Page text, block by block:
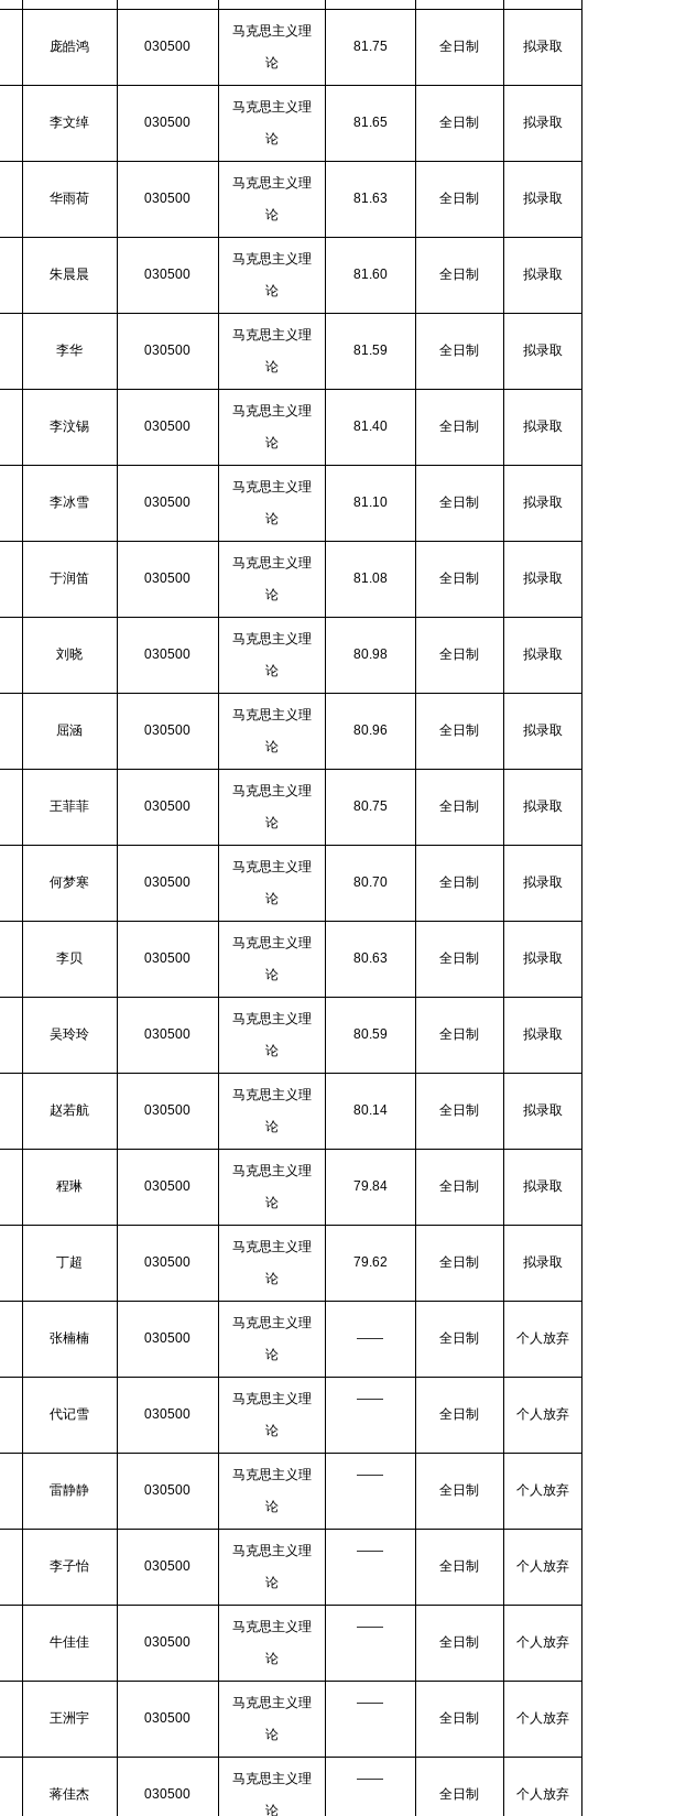
庞皓鸿 030500
马克思主义理
论
81.75 全日制 拟录取
李文绰 030500
马克思主义理
论
81.65 全日制 拟录取
华雨荷 030500
马克思主义理
论
81.63 全日制 拟录取
朱晨晨 030500
马克思主义理
论
81.60 全日制 拟录取
李华 030500
马克思主义理
论
81.59 全日制 拟录取
李汶锡 030500
马克思主义理
论
81.40 全日制 拟录取
李冰雪 030500
马克思主义理
论
81.10 全日制 拟录取
于润笛 030500
马克思主义理
论
81.08 全日制 拟录取
刘晓 030500
马克思主义理
论
80.98 全日制 拟录取
屈涵 030500
马克思主义理
论
80.96 全日制 拟录取
王菲菲 030500
马克思主义理
论
80.75 全日制 拟录取
何梦寒 030500
马克思主义理
论
80.70 全日制 拟录取
李贝 030500
马克思主义理
论
80.63 全日制 拟录取
吴玲玲 030500
马克思主义理
论
80.59 全日制 拟录取
赵若航 030500
马克思主义理
论
80.14 全日制 拟录取
程琳 030500
马克思主义理
论
79.84 全日制 拟录取
丁超 030500
马克思主义理
论
79.62 全日制 拟录取
张楠楠 030500
马克思主义理
论
—— 全日制 个人放弃
代记雪 030500
马克思主义理
论
——
全日制
个人放弃
雷静静 030500
马克思主义理
论
——
全日制
个人放弃
李子怡 030500
马克思主义理
论
——
全日制
个人放弃
牛佳佳 030500
马克思主义理
论
——
全日制
个人放弃
王洲宇 030500
马克思主义理
论
——
全日制
个人放弃
蒋佳杰 030500
马克思主义理
论
——
全日制
个人放弃